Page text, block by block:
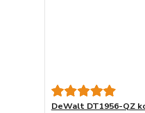
DeWalt DT1956-QZ